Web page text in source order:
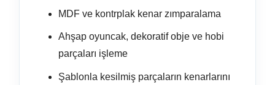
MDF ve kontrplak kenar zımparalama
Ahşap oyuncak, dekoratif obje ve hobi
parçaları işleme
Şablonla kesilmiş parçaların kenarlarını